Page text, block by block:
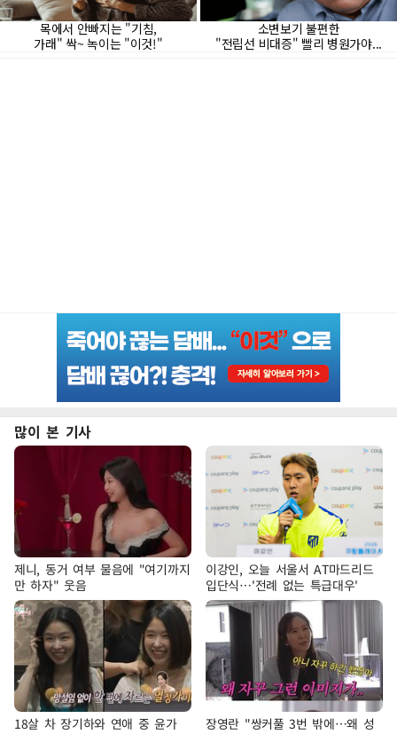
많이 본 기사
제니, 동거 여부 물음에 "여기까지
만 하자" 웃음
이강인, 오늘 서울서 AT마드리드
입단식…'전례 없는 특급대우'
18살 차 장기하와 연애 중 윤가
장영란 "쌍커풀 3번 밖에…왜 성